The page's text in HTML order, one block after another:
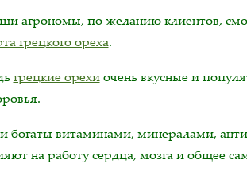
агрономы, по желанию клиентов,
грецкого ореха.
грецкие орехиочень вкусные и
богаты витаминами, минералами,
на работу сердца, мозга и общее